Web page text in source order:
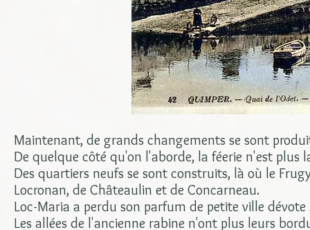
Maintenant, de grands changements se sont
De quelque côté qu'on l'aborde, la féerie n'est plus
Des quartiers neufs se sont construits, là où le
Locronan, de Châteaulin et de Concarneau.
Loc-Maria a perdu son parfum de petite ville
Les allées de l'ancienne rabine n'ont plus leurs